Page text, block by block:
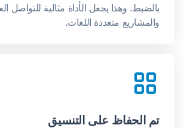
بالضبط. وهذا يجعل الأداة مثالية للتواصل
والمشاريع متعددة اللغات.
تم الحفاظ على التنسيق